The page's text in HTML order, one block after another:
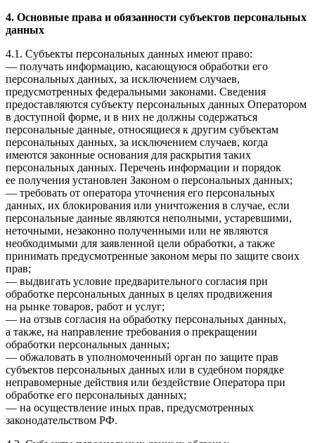
4. Основные права и обязанности субъектов персональных
данных
4.1. Субъекты персональных данных имеют право:
— получать информацию, касающуюся обработки его
персональных данных, за исключением случаев,
предусмотренных федеральными законами. Сведения
предоставляются субъекту персональных данных Оператором
в доступной форме, и в них не должны содержаться
персональные данные, относящиеся к другим субъектам
персональных данных, за исключением случаев, когда
имеются законные основания для раскрытия таких
персональных данных. Перечень информации и порядок
ее получения установлен Законом о персональных данных;
— требовать от оператора уточнения его персональных
данных, их блокирования или уничтожения в случае, если
персональные данные являются неполными, устаревшими,
неточными, незаконно полученными или не являются
необходимыми для заявленной цели обработки, а также
принимать предусмотренные законом меры по защите своих
прав;
— выдвигать условие предварительного согласия при
обработке персональных данных в целях продвижения
на рынке товаров, работ и услуг;
— на отзыв согласия на обработку персональных данных,
а также, на направление требования о прекращении
обработки персональных данных;
— обжаловать в уполномоченный орган по защите прав
субъектов персональных данных или в судебном порядке
неправомерные действия или бездействие Оператора при
обработке его персональных данных;
— на осуществление иных прав, предусмотренных
законодательством РФ.